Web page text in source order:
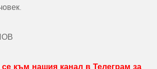
към нашия канал в Телеграм за